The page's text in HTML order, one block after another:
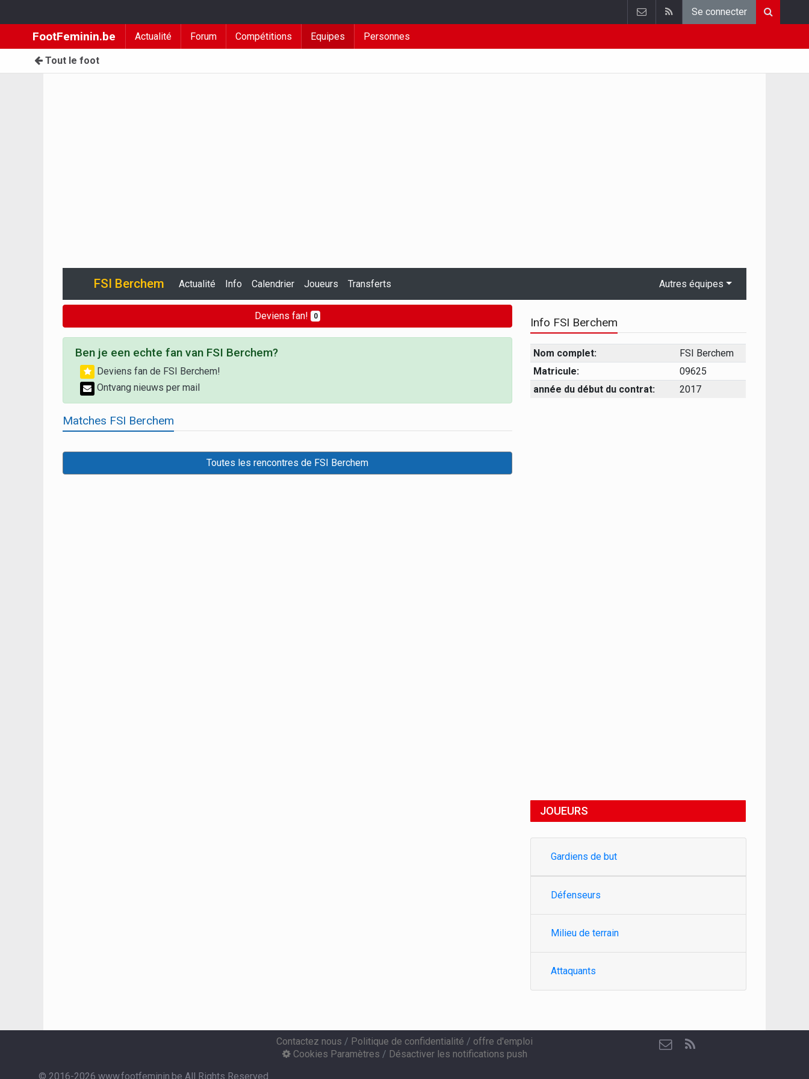
Se connecter
FootFeminin.be Actualité Forum Compétitions Equipes Personnes
Tout le foot
FSI Berchem Actualité Info Calendrier Joueurs Transferts Autres équipes
Deviens fan! 0
Ben je een echte fan van FSI Berchem?
Deviens fan de FSI Berchem!
Ontvang nieuws per mail
Matches FSI Berchem
Toutes les rencontres de FSI Berchem
Info FSI Berchem
Nom complet:
FSI Berchem
Matricule:
09625
année du début du contrat:
2017
JOUEURS
Gardiens de but
Défenseurs
Milieu de terrain
Attaquants
Contactez nous / Politique de confidentialité / offre d'emploi
Cookies Paramètres / Désactiver les notifications push
© 2016-2026 www.footfeminin.be All Rights Reserved